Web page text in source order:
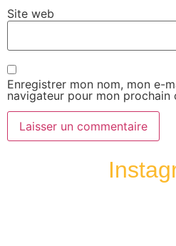
Site web
Enregistrer mon nom, mon e-
navigateur pour mon prochain